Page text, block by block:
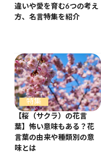
違いや愛を育む6つの考え
方、名言特集を紹介
特集
【桜（サクラ）の花言
葉】怖い意味もある？花
言葉の由来や種類別の意
味とは